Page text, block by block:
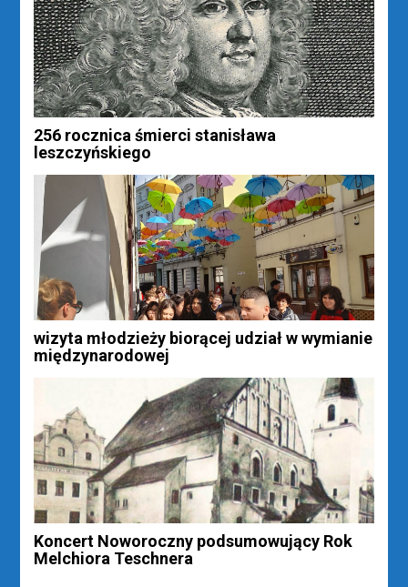
256 rocznica śmierci stanisława
leszczyńskiego
wizyta młodzieży biorącej udział w wymianie
międzynarodowej
Koncert Noworoczny podsumowujący Rok
Melchiora Teschnera